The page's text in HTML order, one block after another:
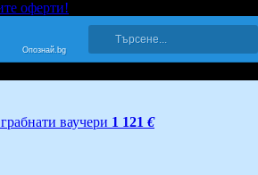
оферти!
Опознай.bg
грабнати ваучери 1 121 €